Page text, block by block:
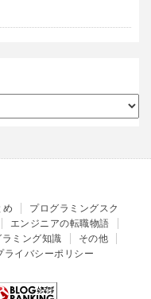
め
プログラミングスク
エンジニアの転職物語
ラミング知識
その他
ライバシーポリシー